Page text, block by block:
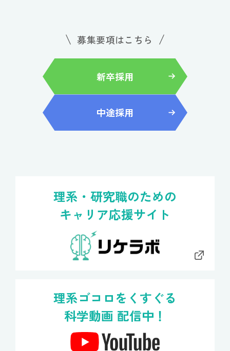
募集要項はこちら
新卒採用
中途採用
理系・研究職のための
キャリア応援サイト
理系ゴコロをくすぐる
科学動画 配信中！